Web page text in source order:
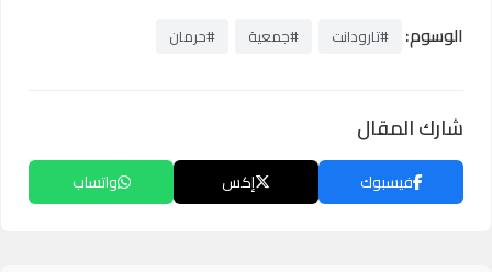
الوسوم: #تارودانت #جمعية #حرمان
شارك المقال
فيسبوك إكس واتساب